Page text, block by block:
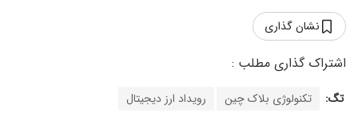
نشان گذاری
تگ: تکنولوژی بلاک چین رویداد ارز دیجیتال